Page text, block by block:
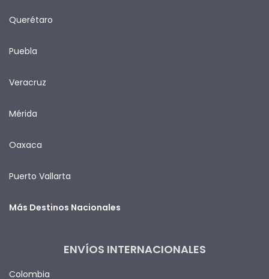
Querétaro
Puebla
Veracruz
Mérida
Oaxaca
Puerto Vallarta
Más Destinos Nacionales
ENVÍOS INTERNACIONALES
Colombia